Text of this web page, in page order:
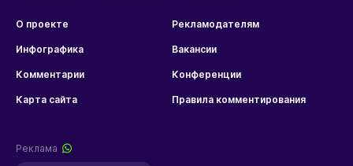
О проекте Рекламодателям
Инфографика Вакансии
Комментарии Конференции
Карта сайта Правила комментирования
Реклама